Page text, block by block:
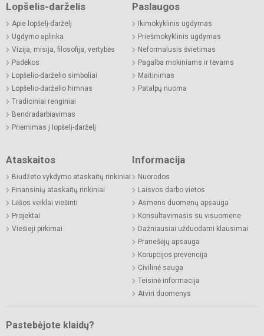
Lopšelis-darželis
Apie lopšelį-darželį
Ugdymo aplinka
Vizija, misija, filosofija, vertybės
Padėkos
Lopšelio-darželio simboliai
Lopšelio-darželio himnas
Tradiciniai renginiai
Bendradarbiavimas
Priėmimas į lopšelį-darželį
Paslaugos
Ikimokyklinis ugdymas
Priešmokyklinis ugdymas
Neformalusis švietimas
Pagalba mokiniams ir tėvams
Maitinimas
Patalpų nuoma
Ataskaitos
Biudžeto vykdymo ataskaitų rinkiniai
Finansinių ataskaitų rinkiniai
Lėšos veiklai viešinti
Projektai
Viešieji pirkimai
Informacija
Nuorodos
Laisvos darbo vietos
Asmens duomenų apsauga
Konsultavimasis su visuomene
Dažniausiai užduodami klausimai
Pranešėjų apsauga
Korupcijos prevencija
Civilinė sauga
Teisinė informacija
Atviri duomenys
Pastebėjote klaidų?